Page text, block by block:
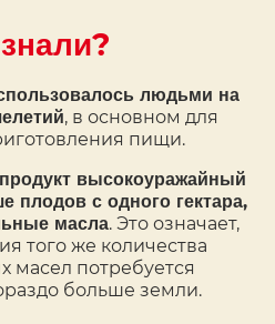
людьми на
, в основном для
пищи.
продукт высокоуражайный
плодов с одного гектара,
масла. Это означает,
того же количества
масел потребуется
больше земли.